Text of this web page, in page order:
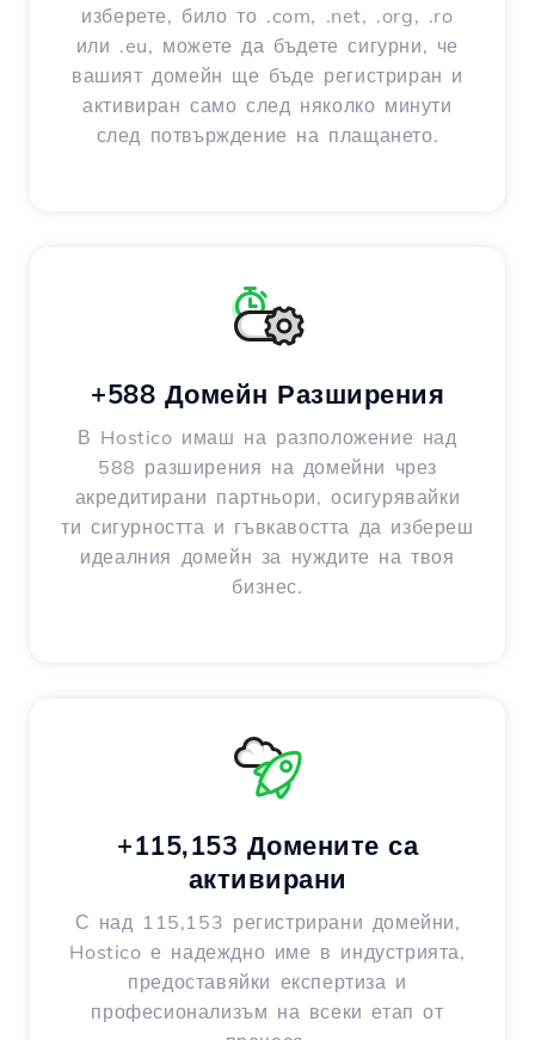
изберете, било то .com, .net, .org, .ro
или .eu, можете да бъдете сигурни, че
вашият домейн ще бъде регистриран и
активиран само след няколко минути
след потвърждение на плащането.
+588 Домейн Разширения
В Hostico имаш на разположение над
588 разширения на домейни чрез
акредитирани партньори, осигурявайки
ти сигурността и гъвкавостта да избереш
идеалния домейн за нуждите на твоя
бизнес.
+115,153 Домените са
активирани
С над 115,153 регистрирани домейни,
Hostico е надеждно име в индустрията,
предоставяйки експертиза и
професионализъм на всеки етап от